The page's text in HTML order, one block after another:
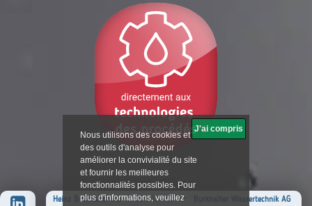
Heinz Burkhalter AG· T 031 924 10 10 Burkhalter Wassertechnik AG